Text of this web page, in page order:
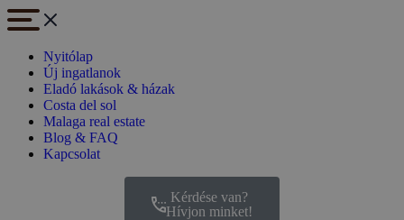
Nyitólap
Új ingatlanok
Eladó lakások & házak
Costa del sol
Malaga real estate
Blog & FAQ
Kapcsolat
Kérdése van?
Hívjon minket!